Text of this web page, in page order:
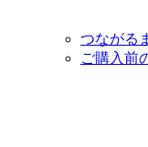
つながる
ご購入前